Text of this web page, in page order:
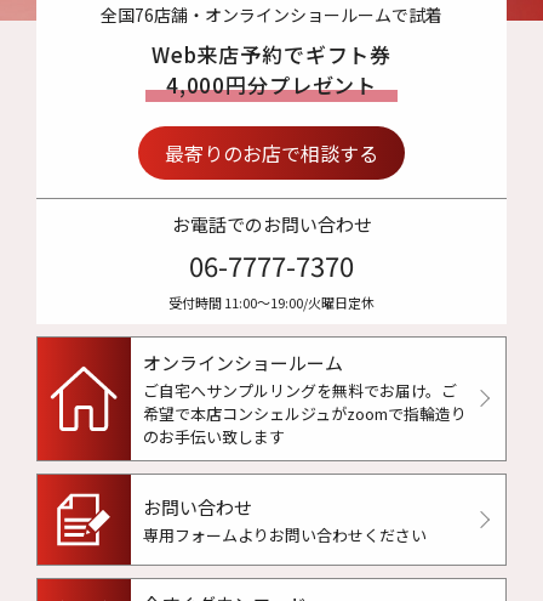
全国76店舗・オンラインショールームで試着
Web来店予約でギフト券
4,000円分プレゼント
最寄りのお店で相談する
お電話でのお問い合わせ
06-7777-7370
受付時間 11:00〜19:00/火曜日定休
オンラインショールーム
ご自宅へサンプルリングを無料でお届け。 ご
希望で本店コンシェルジュがzoomで指輪造り
のお手伝い致します
お問い合わせ
専用フォームよりお問い合わせください